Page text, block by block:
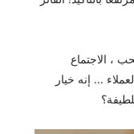
، الاجتماع
... إنه خيار